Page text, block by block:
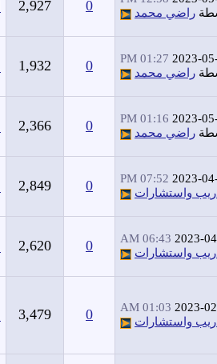
راضي محمد 0
2,927
2023-
01:27 PM
راضي محمد 0
1,932
2023-
01:16 PM
راضي محمد 0
2,366
2023-
07:52 PM
واستشارات
0
2,849
2023-
06:43 AM
واستشارات
0
2,620
2023-
01:03 AM
واستشارات
0
3,479